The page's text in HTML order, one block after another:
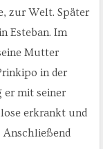
zur Welt. Später
Esteban. Im
Mutter
in der
er mit seiner
erkrankt und
Anschließend